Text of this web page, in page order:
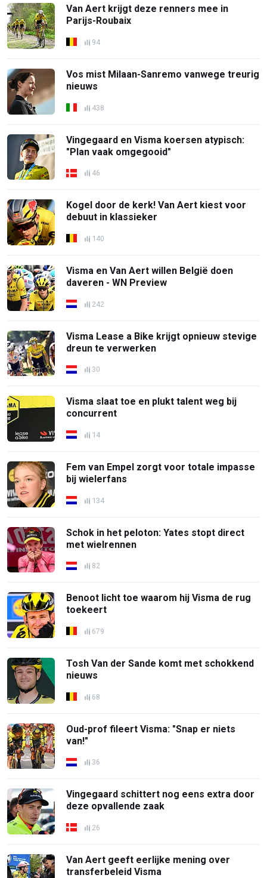
Van Aert krijgt deze renners mee in
Parijs-Roubaix
94
Vos mist Milaan-Sanremo vanwege treurig
nieuws
438
Vingegaard en Visma koersen atypisch:
"Plan vaak omgegooid"
46
Kogel door de kerk! Van Aert kiest voor
debuut in klassieker
140
Visma en Van Aert willen België doen
daveren - WN Preview
242
Visma Lease a Bike krijgt opnieuw stevige
dreun te verwerken
30
Visma slaat toe en plukt talent weg bij
concurrent
14
Fem van Empel zorgt voor totale impasse
bij wielerfans
134
Schok in het peloton: Yates stopt direct
met wielrennen
82
Benoot licht toe waarom hij Visma de rug
toekeert
679
Tosh Van der Sande komt met schokkend
nieuws
68
Oud-prof fileert Visma: "Snap er niets
van!"
36
Vingegaard schittert nog eens extra door
deze opvallende zaak
26
Van Aert geeft eerlijke mening over
transferbeleid Visma